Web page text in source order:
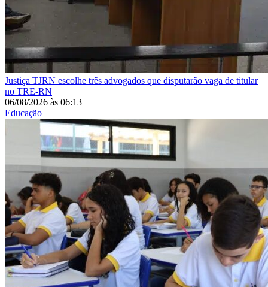
Justiça TJRN escolhe três advogados que disputarão vaga de titular
no TRE-RN
06/08/2026 às 06:13
Educação